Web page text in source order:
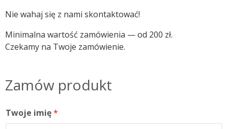
Nie wahaj się z nami skontaktować!
Minimalna wartość zamówienia — od 200 zł.
Czekamy na Twoje zamówienie.
Zamów produkt
Twoje imię*